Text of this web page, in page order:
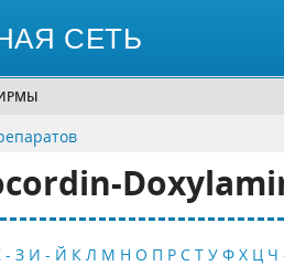
СЕТЬ
- З И - Й К Л М Н О П Р С Т У Ф Х Ц Ч